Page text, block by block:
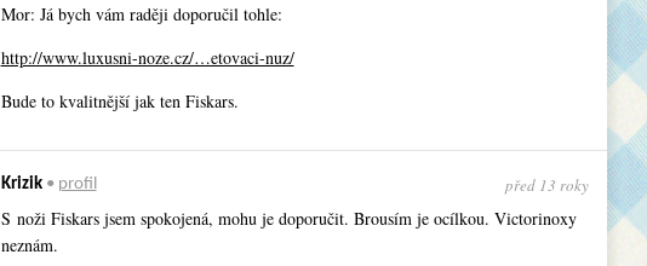
Mor: Já bych vám raději doporučil tohle:
http://www.luxusni-noze.cz/…etovaci-nuz/
Bude to kvalitnější jak ten Fiskars.
Krizik• profil před 13 roky
S noži Fiskars jsem spokojená, mohu je doporučit. Brousím je ocílkou. Victorinoxy
neznám.